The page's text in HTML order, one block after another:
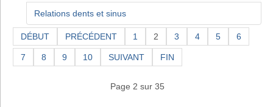
Relations dents et sinus
DÉBUT PRÉCÉDENT 1 2 3 4 5 6
7 8 9 10 SUIVANT FIN
Page 2 sur 35